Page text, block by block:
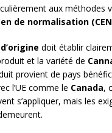
aux méthodes
de normalisation
doit établir
et la variété de
provient de pays
l’UE comme le Canada,
s’appliquer, mais les